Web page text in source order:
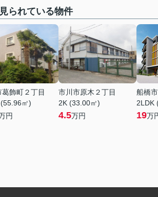
られている物件
飾町２丁目
㎡)
円
市川市原木２丁目
2K (33.00㎡)
4.5万円
船橋
2LDK
19万